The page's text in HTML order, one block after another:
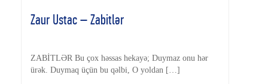
Zaur Ustac – Zabitlər
ZABİTLƏR Bu çox həssas hekayə; Duymaz onu hər
ürək. Duymaq üçün bu qəlbi, O yoldan […]